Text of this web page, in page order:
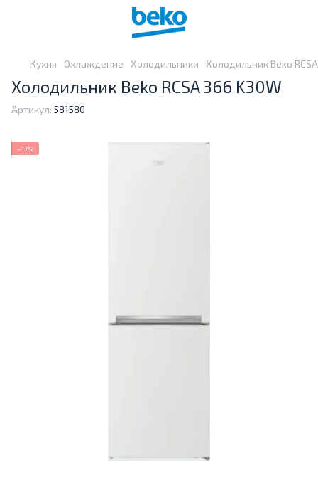
Кухня Охлаждение Холодильники Холодильник Beko
Холодильник Beko RCSA 366 K30W
Артикул: 581580
−17%